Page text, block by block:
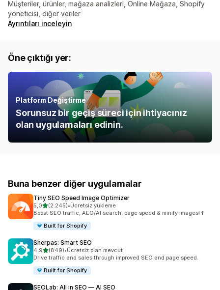
Müşteriler, ürünler, mağaza analizleri, Online Mağaza, Shopify
yöneticisi, diğer veriler
Ayrıntıları inceleyin
Öne çıktığı yer:
Platform Değiştirme
Sorunsuz bir geçiş süreci için ihtiyacınız
olan uygulamaları edinin.
Buna benzer diğer uygulamalar
Tiny SEO Speed Image Optimizer
5,05 yıldız üzerinden
(2.245)
toplam 2245 değerlendirme
•Ücretsiz yükleme
Boost SEO traffic, AEO/AI search, page speed & minify images!↑
Built for Shopify
Sherpas: Smart SEO
4,95 yıldız üzerinden
(849)
toplam 849 değerlendirme
•Ücretsiz plan mevcut
Drive traffic and sales through improved SEO and page speed.
Built for Shopify
SEOLab: All in SEO — AI SEO